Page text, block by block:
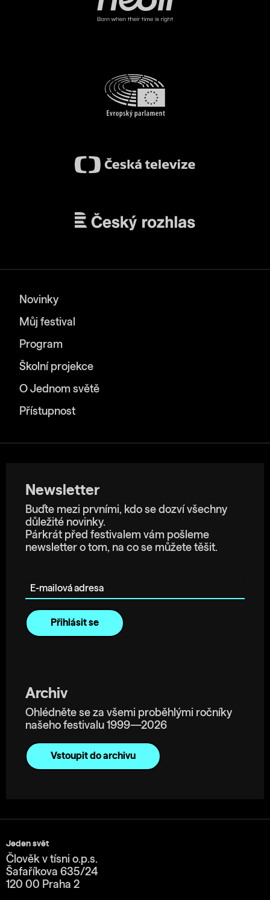
Novinky
Můj festival
Program
Školní projekce
O Jednom světě
Přístupnost
Newsletter
Buďte mezi prvními, kdo se dozví všechny
důležité novinky.
Párkrát před festivalem vám pošleme
newsletter o tom, na co se můžete těšit.
Archiv
Ohlédněte se za všemi proběhlými ročníky
našeho festivalu 1999—2026
Vstoupit do archivu
Jeden svět
Člověk v tísni o.p.s.
Šafaříkova 635/24
120 00 Praha 2